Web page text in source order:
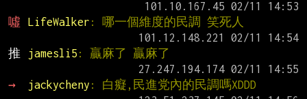
噓
LifeWalker : 哪一個維度的民調 笑死人
推
jamesli5 : 贏麻了 贏麻了
→
jackycheny : 白癡,民進党內的民調嗎XDDD